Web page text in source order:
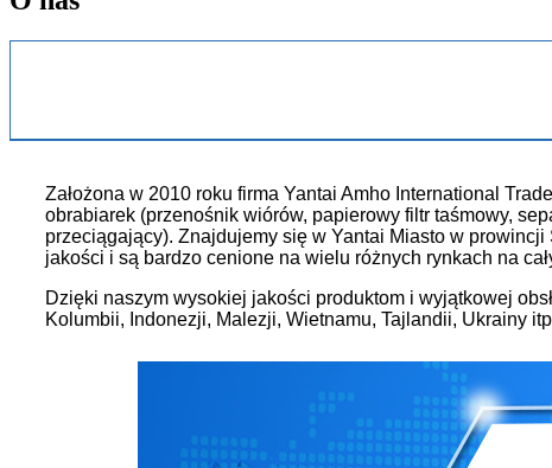
Założona w 2010 roku firma Yantai Amho International
obrabiarek (przenośnik wiórów, papierowy filtr taśmowy,
przeciągający). Znajdujemy się w Yantai Miasto w
jakości i są bardzo cenione na wielu różnych rynkach na
Dzięki naszym wysokiej jakości produktom i wyjątkowej
Kolumbii, Indonezji, Malezji, Wietnamu, Tajlandii, Ukrainy